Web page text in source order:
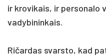
ir kro­vi­kais, ir per­so­na­lo
va­dy­bi­nin­kais.
Ri­čar­das svars­to, kad